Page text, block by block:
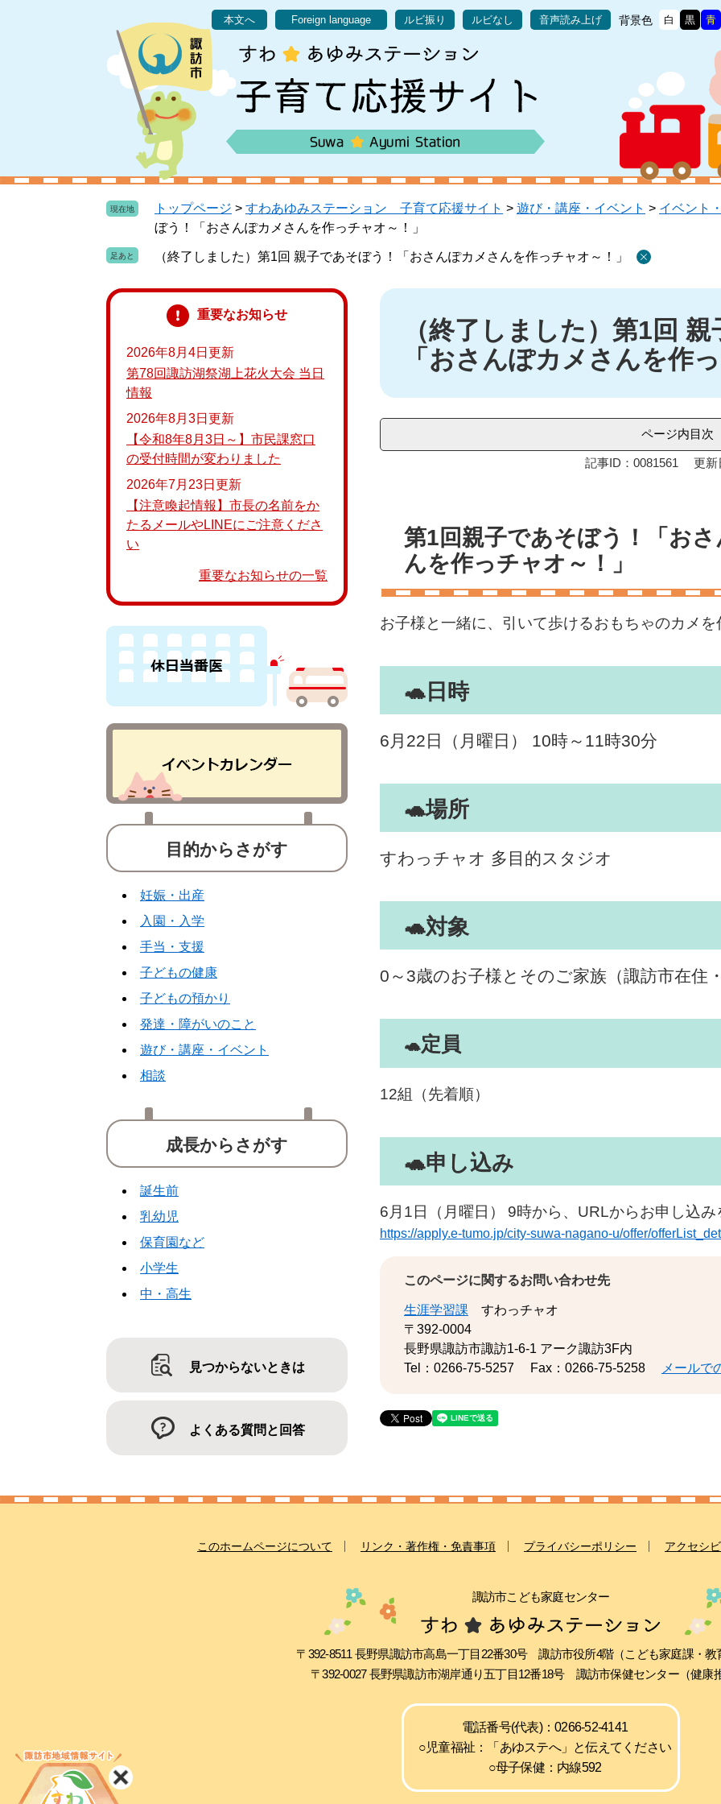
本
本文へ Foreign language ルビ振り ルビなし 音声読み上げ 背景色 白 黒 青
現在地 トップページ > すわあゆみステーション 子育て応援サイト > 遊び・講座・イベント > イベント
ぼう！「おさんぽカメさんを作っチャオ～！」
（終了しました）第1回 親子であそぼう！「おさんぽカメさんを作っチャオ～！」
本
（終了しました）第1回
「おさんぽカメさんを作
ページ内目次
記事ID：0081561 更新
第1回親子であそぼう！「お
んを作っチャオ～！」
お子様と一緒に、引いて歩けるおもちゃのカメを
🐢​ 日時
6月22日（月曜日） 10時～11時30分
​🐢​場所
すわっチャオ 多目的スタジオ​
​🐢​対象
0～3歳のお子様とそのご家族（諏訪市在住
​🐢​定員
12組（先着順）
🐢​​申し込み
6月1日（月曜日） 9時から、URLからお申し込
https://apply.e-tumo.jp/city-suwa-nagano-u/offer/
このページに関するお問い合わせ先
生涯学習課
すわっチャオ
〒392-0004
長野県諏訪市諏訪1-6-1 アーク諏訪3F内
Tel：0266-75-5257
Fax：0266-75-5258 メールで
重要なお知らせ
2026年8月4日更新
第78回諏訪湖祭湖上花火大会 当日
情報
2026年8月3日更新
【令和8年8月3日～】市民課窓口
の受付時間が変わりました
2026年7月23日更新
【注意喚起情報】市長の名前をか
たるメールやLINEにご注意くださ
い
重要なお知らせの一覧
目的からさがす
妊娠・出産
入園・入学
手当・支援
子どもの健康
子どもの預かり
発達・障がいのこと
遊び・講座・イベント
相談
成長からさがす
誕生前
乳幼児
保育園など
小学生
中・高生
見つからないときは
よくある質問と回答
このホームページについて リンク・著作権・免責事項 プライバシーポリシー アクセシ
諏訪市こども家庭センター
〒392-8511 長野県諏訪市高島一丁目22番30号 諏訪市役所4階（こども家庭課・教
〒392-0027 長野県諏訪市湖岸通り五丁目12番18号 諏訪市保健センター（健康
電話番号(代表)：0266-52-4141
○児童福祉：「あゆステへ」と伝えてください
○母子保健：内線592